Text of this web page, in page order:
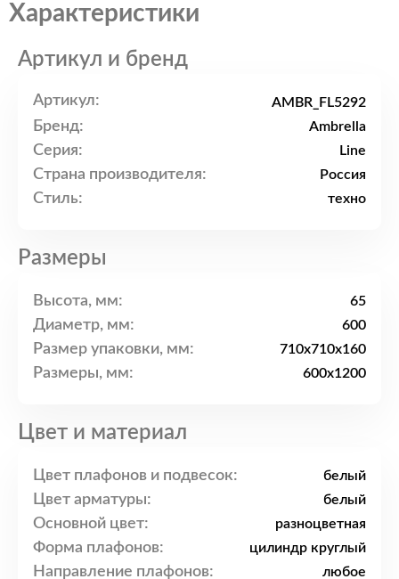
Характеристики
Артикул и бренд
Артикул: AMBR_FL5292
Бренд: Ambrella
Серия: Line
Страна производителя: Россия
Стиль: техно
Размеры
Высота, мм: 65
Диаметр, мм: 600
Размер упаковки, мм: 710x710x160
Размеры, мм: 600x1200
Цвет и материал
Цвет плафонов и подвесок: белый
Цвет арматуры: белый
Основной цвет: разноцветная
Форма плафонов: цилиндр круглый
Направление плафонов: любое